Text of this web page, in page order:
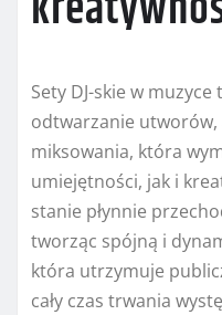
Sety DJ-skie w
odtwarzanie utworów,
miksowania, która
umiejętności, jak i
stanie płynnie
tworząc spójną i
która utrzymuje
cały czas trwania